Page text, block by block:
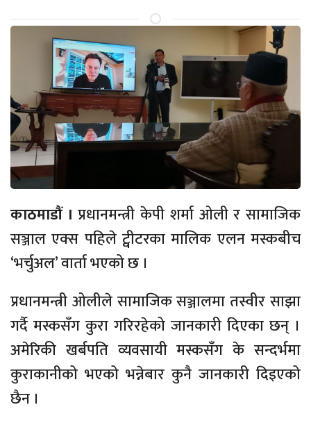
काठमाडौं । प्रधानमन्त्री केपी शर्मा ओली र सामाजिक
सञ्जाल एक्स पहिले ट्वीटरका मालिक एलन मस्कबीच
‘भर्चुअल’ वार्ता भएको छ ।
प्रधानमन्त्री ओलीले सामाजिक सञ्जालमा तस्वीर साझा
गर्दै मस्कसँग कुरा गरिरहेको जानकारी दिएका छन् ।
अमेरिकी खर्बपति व्यवसायी मस्कसँग के सन्दर्भमा
कुराकानीको भएको भन्नेबार कुनै जानकारी दिइएको
छैन ।